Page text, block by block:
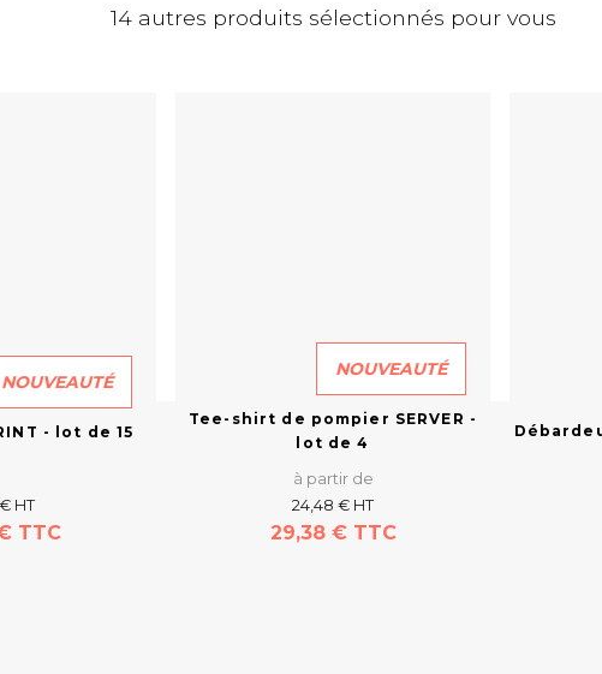
14 autres produits sélectionnés pour vous
NOUVEAUTÉ
- lot de 15
HT
TTC
NOUVEAUTÉ
Tee-shirt de pompier SERVER -
lot de 4
à partir de
24,48 € HT
29,38 € TTC